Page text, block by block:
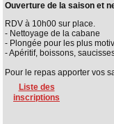
Ouverture de la saison et
RDV à 10h00 sur place.
- Nettoyage de la cabane
- Plongée pour les plus
- Apéritif, boissons,
Pour le repas apporter vos
Liste des
inscriptions